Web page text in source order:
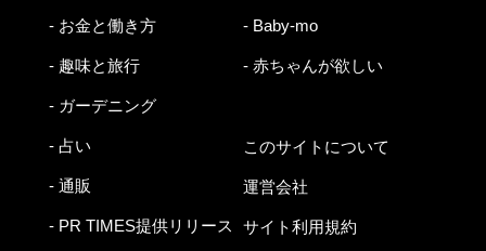
- お金と働き方
- 趣味と旅行
- ガーデニング
- 占い
- 通販
- PR TIMES提供リリース
- Baby-mo
- 赤ちゃんが欲しい
このサイトについて
運営会社
サイト利用規約